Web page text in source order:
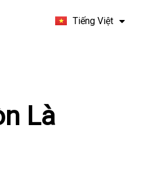
Tiếng Việt
Français
Là